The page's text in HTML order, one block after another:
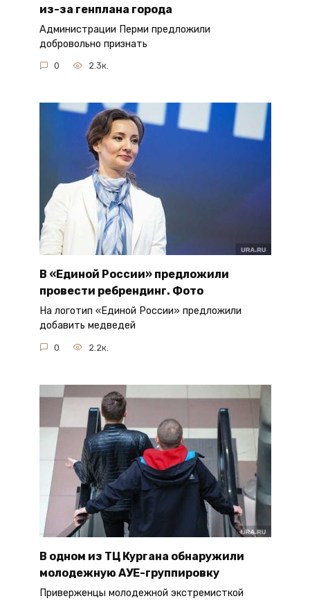
из-за генплана города
Администрации Перми предложили
добровольно признать
0 2.3к.
В «Единой России» предложили
провести ребрендинг. Фото
На логотип «Единой России» предложили
добавить медведей
0 2.2к.
В одном из ТЦ Кургана обнаружили
молодежную АУЕ-группировку
Приверженцы молодежной экстремисткой